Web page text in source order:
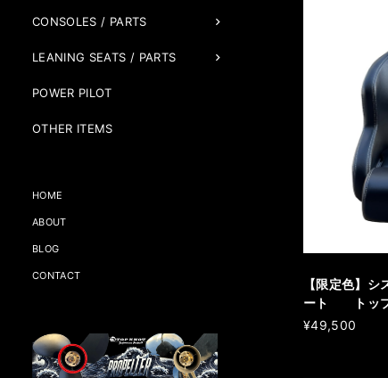
CONSOLES / PARTS
LEANING SEATS / PARTS
POWER PILOT
OTHER ITEMS
HOME
ABOUT
BLOG
CONTACT
【限定色】
ート トップ
¥49,500